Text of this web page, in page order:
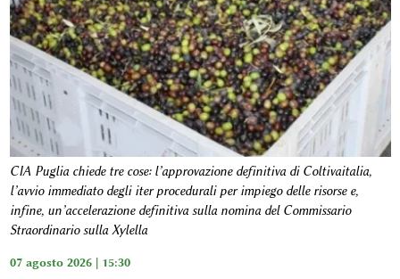
CIA Puglia chiede tre cose: l’approvazione definitiva di Coltivaitalia,
l’avvio immediato degli iter procedurali per impiego delle risorse e,
infine, un’accelerazione definitiva sulla nomina del Commissario
Straordinario sulla Xylella
07 agosto 2026 | 15:30